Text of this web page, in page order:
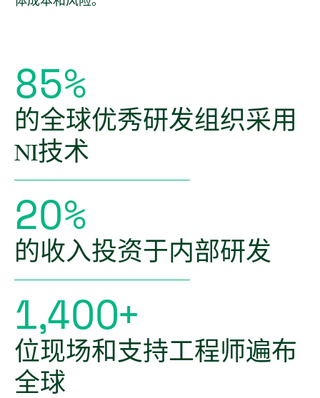
85%
的全球优秀研发组织采用
NI技术
2O%
的收入投资于内部研发
1,4OO+
位现场和支持工程师遍布
全球